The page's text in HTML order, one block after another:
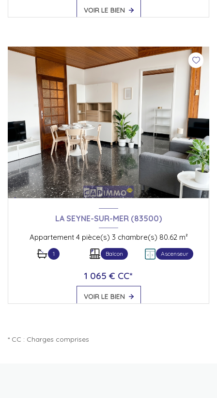
VOIR LE BIEN
LA SEYNE-SUR-MER (83500)
Appartement 4 pièce(s) 3 chambre(s) 80.62 m²
1 Balcon Ascenseur
1 065 € CC*
VOIR LE BIEN
* CC : Charges comprises